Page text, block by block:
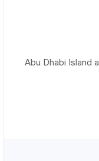
Abu Dhabi Island